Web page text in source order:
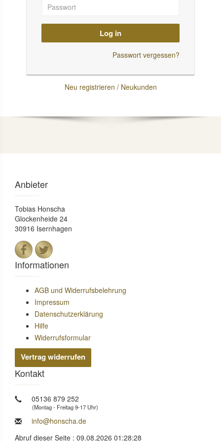
Log in
Passwort vergessen?
Neu registrieren / Neukunden
Anbieter
Tobias Honscha
Glockenheide 24
30916 Isernhagen
Informationen
AGB und Widerrufsbelehrung
Impressum
Datenschutzerklärung
Hilfe
Widerrufsformular
Vertrag widerrufen
Kontakt
05136 879 252
(Montag - Freitag 9-17 Uhr)
info@honscha.de
Abruf dieser Seite : 09.08.2026 01:28:28